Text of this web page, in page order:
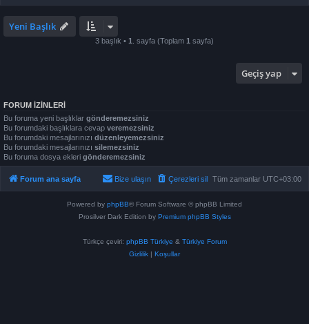
Yeni Başlık
3 başlık • 1 . sayfa (Toplam 1 sayfa)
Geçiş yap
FORUM IZINLERI
Bu foruma yeni başlıklar gönderemezsiniz
Bu forumdaki başlıklara cevap veremezsiniz
Bu forumdaki mesajlarınızı düzenleyemezsiniz
Bu forumdaki mesajlarınızı silemezsiniz
Bu foruma dosya ekleri gönderemezsiniz
Forum ana sayfa Tüm zamanlar UTC+03:00
Çerezleri sil
Bize ulaşın
Powered by phpBB® Forum Software © phpBB Limited
Prosilver Dark Edition by Premium phpBB Styles
Türkçe çeviri: phpBB Türkiye & Türkiye Forum
Gizlilik | Koşullar